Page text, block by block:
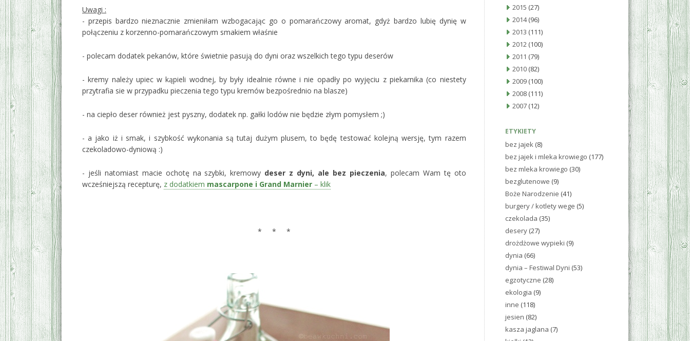
Uwagi :
- przepis bardzo nieznacznie zmieniłam wzbogacając go o pomarańczowy aromat, gdyż bardzo lubię dynię w
połączeniu z korzenno-pomarańczowym smakiem właśnie
- polecam dodatek pekanów, które świetnie pasują do dyni oraz wszelkich tego typu deserów
- kremy należy upiec w kąpieli wodnej, by były idealnie równe i nie opadły po wyjęciu z piekarnika (co niestety
przytrafia sie w przypadku pieczenia tego typu kremów bezpośrednio na blasze)
- na ciepło deser również jest pyszny, dodatek np. gałki lodów nie będzie złym pomysłem ;)
- a jako iż i smak, i szybkość wykonania są tutaj dużym plusem, to będę testować kolejną wersję, tym razem
czekoladowo-dyniową :)
- jeśli natomiast macie ochotę na szybki, kremowy deser z dyni, ale bez pieczenia, polecam Wam tę oto
wcześniejszą recepturę, z dodatkiem mascarpone i Grand Marnier – klik
* * *
2015 (27)
2014(96)
2013 (111)
2012 (100)
2011 (79)
2010 (82)
2009 (100)
2008 (111)
2007 (12)
ETYKIETY
bez jajek (8)
bez jajek i mleka krowiego (177)
bez mleka krowiego (30)
bezglutenowe (9)
Boże Narodzenie (41)
burgery / kotlety wege (5)
czekolada (35)
desery (27)
drożdżowe wypieki (9)
dynia (66)
dynia – Festiwal Dyni (53)
egzotyczne (28)
ekologia (9)
inne (118)
jesien (82)
kasza jaglana (7)